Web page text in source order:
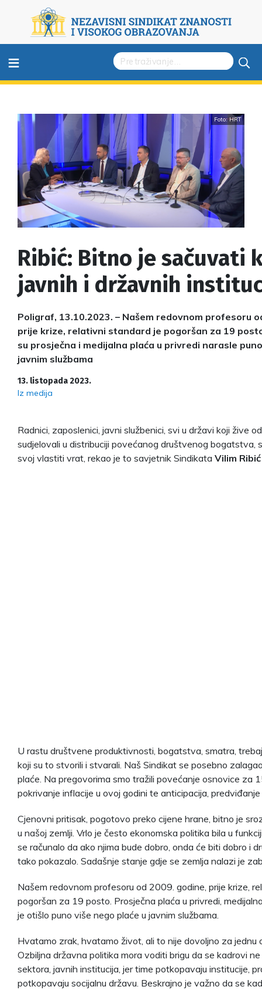
≡
Foto: HRT
Ribić: Bitno je sačuvati
javnih i državnih
Poligraf, 13.10.2023. – Našem redovnom profesoru
prije krize, relativni standard je pogoršan za 19
su prosječna i medijalna plaća u privredi narasle
javnim službama
13. listopada 2023.
Iz medija
Radnici, zaposlenici, javni službenici, svi u državi koji žive
sudjelovali u distribuciji povećanog društvenog bogatstva,
svoj vlastiti vrat, rekao je to savjetnik Sindikata Vilim Ribić
U rastu društvene produktivnosti, bogatstva, smatra,
koji su to stvorili i stvarali. Naš Sindikat se posebno
plaće. Na pregovorima smo tražili povećanje osnovice za
pokrivanje inflacije u ovoj godini te anticipacija,
Cjenovni pritisak, pogotovo preko cijene hrane, bitno je
u našoj zemlji. Vrlo je često ekonomska politika bila u
se računalo da ako njima bude dobro, onda će biti dobro i
tako pokazalo. Sadašnje stanje gdje se zemlja nalazi je
Našem redovnom profesoru od 2009. godine, prije krize,
pogoršan za 19 posto. Prosječna plaća u privredi,
je otišlo puno više nego plaće u javnim službama.
Hvatamo zrak, hvatamo život, ali to nije dovoljno za jednu
Ozbiljna državna politika mora voditi brigu da se kadrovi
sektora, javnih institucija, jer time potkopavaju institucije,
potkopavaju socijalnu državu. Beskrajno je važno da se